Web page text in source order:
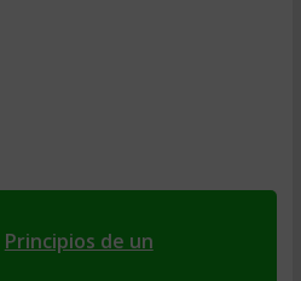
Principios de un